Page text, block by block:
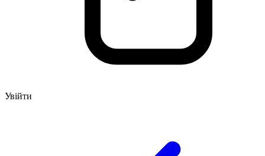
Увійти